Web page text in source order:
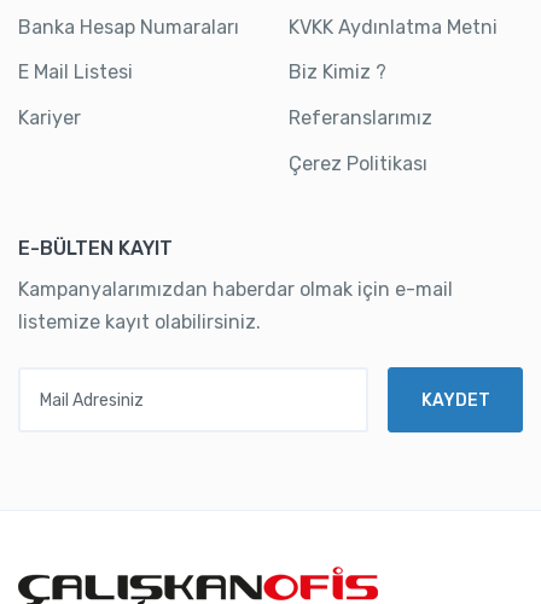
Banka Hesap Numaraları
E Mail Listesi
Kariyer
KVKK Aydınlatma Metni
Biz Kimiz ?
Referanslarımız
Çerez Politikası
E-BÜLTEN KAYIT
Kampanyalarımızdan haberdar olmak için e-mail
listemize kayıt olabilirsiniz.
KAYDET